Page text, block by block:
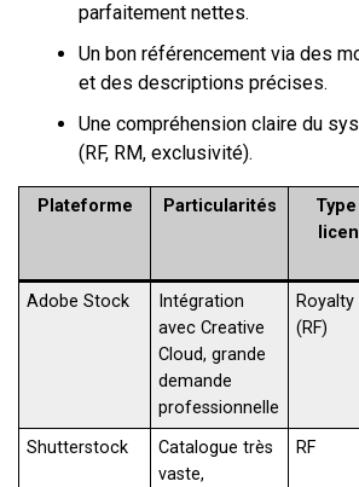
parfaitement nettes.
Un bon référencement via des
et des descriptions précises.
Une compréhension claire du
(RF, RM, exclusivité).
Plateforme Particularités
Adobe Stock
Intégration
avec Creative
Cloud, grande
demande
professionnelle
Royalty
(RF)
Shutterstock
Catalogue très
vaste,
RF